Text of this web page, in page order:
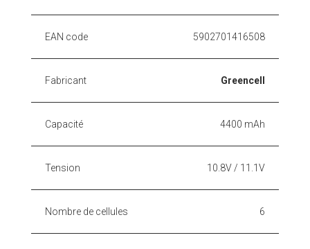
EAN code 5902701416508
Fabricant Greencell
Capacité 4400 mAh
Tension 10.8V / 11.1V
Nombre de cellules 6